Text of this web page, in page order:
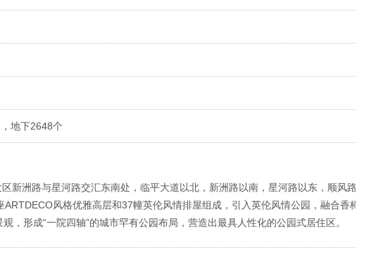
地下2648个
新洲路与星河路交汇东南处，临平大道以北，新洲路以南，星河路以东，顺风路以西。
风格优雅高层和37幢英伦风情排屋组成，引入英伦风情公园，融合香樟公园
，形成“一院四轴”的城市罕有公园布局，营造出最具人性化的公园式居住区。